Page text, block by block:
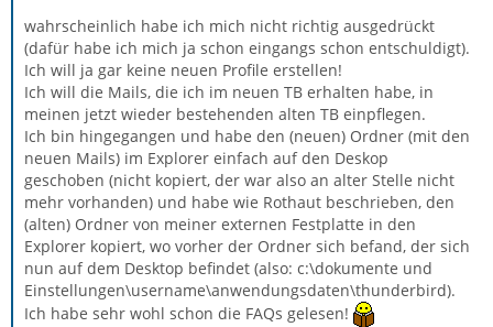
wahrscheinlich habe ich mich nicht richtig ausgedrückt
(dafür habe ich mich ja schon eingangs schon entschuldigt).
Ich will ja gar keine neuen Profile erstellen!
Ich will die Mails, die ich im neuen TB erhalten habe, in
meinen jetzt wieder bestehenden alten TB einpflegen.
Ich bin hingegangen und habe den (neuen) Ordner (mit den
neuen Mails) im Explorer einfach auf den Deskop
geschoben (nicht kopiert, der war also an alter Stelle nicht
mehr vorhanden) und habe wie Rothaut beschrieben, den
(alten) Ordner von meiner externen Festplatte in den
Explorer kopiert, wo vorher der Ordner sich befand, der sich
nun auf dem Desktop befindet (also: c:\dokumente und
Einstellungen\username\anwendungsdaten\thunderbird).
Ich habe sehr wohl schon die FAQs gelesen!